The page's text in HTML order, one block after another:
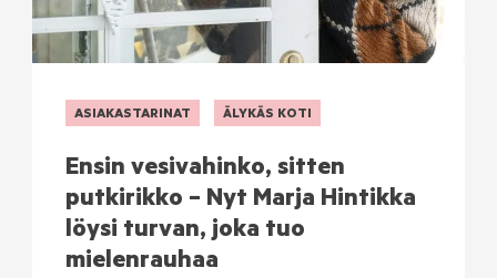
ASIAKASTARINAT ÄLYKÄS KOTI
Ensin vesivahinko, sitten
putkirikko – Nyt Marja Hintikka
löysi turvan, joka tuo
mielenrauhaa